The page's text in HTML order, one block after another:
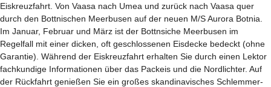
Eiskreuzfahrt. Von Vaasa nach Umea und zurück nach Vaasa quer
durch den Bottnischen Meerbusen auf der neuen M/S Aurora Botnia.
Im Januar, Februar und März ist der Bottnsiche Meerbusen im
Regelfall mit einer dicken, oft geschlossenen Eisdecke bedeckt (ohne
Garantie). Während der Eiskreuzfahrt erhalten Sie durch einen Lektor
fachkundige Informationen über das Packeis und die Nordlichter. Auf
der Rückfahrt genießen Sie ein großes skandinavisches Schlemmer-